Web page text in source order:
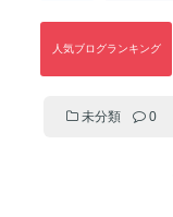
未分類 0